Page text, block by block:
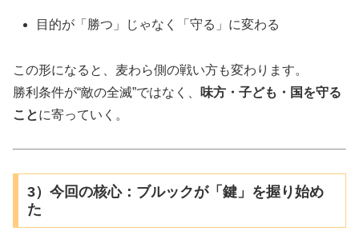
目的が「勝つ」じゃなく「守る」に変わる
この形になると、麦わら側の戦い方も変わります。
勝利条件が“敵の全滅”ではなく、
味方・子ども・国を守る
ことに寄っていく。
3）今回の核心：ブルックが「鍵」を握り始め
た